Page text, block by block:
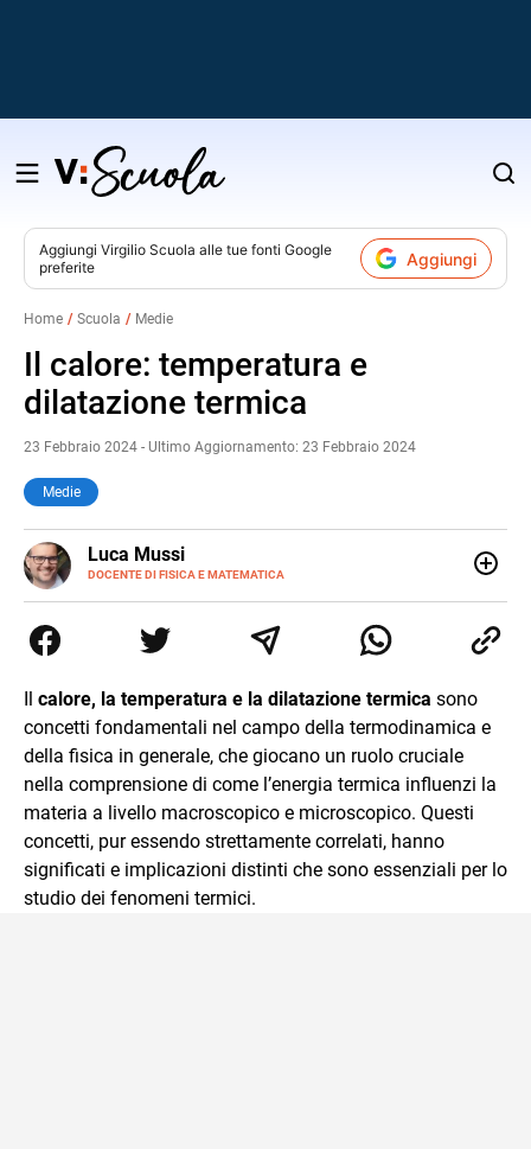
Salta
contenuto
Aggiungi Virgilio Scuola alle tue fonti Google
preferite
Aggiungi
Home Scuola Medie
Il calore: temperatura e
dilatazione termica
23 Febbraio 2024 - Ultimo Aggiornamento: 23 Febbraio 2024
Medie
Luca Mussi
DOCENTE DI FISICA E MATEMATICA
LINKEDIN
ALTRI
SITI
supporto allo studio con sedi a Milano e in Brianza.
Appassionato di cucina, viaggi, e sport come rugby,
imparare.
Il calore, la temperatura e la dilatazione termica sono
concetti fondamentali nel campo della termodinamica e
della fisica in generale, che giocano un ruolo cruciale
nella comprensione di come l’energia termica influenzi la
materia a livello macroscopico e microscopico. Questi
concetti, pur essendo strettamente correlati, hanno
significati e implicazioni distinti che sono essenziali per lo
studio dei fenomeni termici.